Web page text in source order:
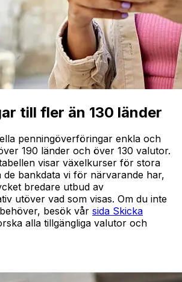
till fler än 130 länder
penningöverföringar enkla och
190 länder och över 130 valutor.
visar växelkurser för stora
bankdata vi för närvarande har,
bredare utbud av
utöver vad som visas. Om du inte
besök vår sida Skicka
alla tillgängliga valutor och